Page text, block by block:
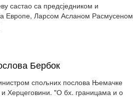
састао са предсједником и
Европе, Ларсом Асланом Расмусеном
Бербок
спољних послова Њемачке
и Херцеговини. "О бх. границама и о